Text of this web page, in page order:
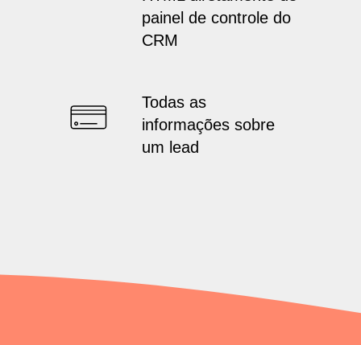
painel de controle do
CRM
Todas as
informações sobre
um lead